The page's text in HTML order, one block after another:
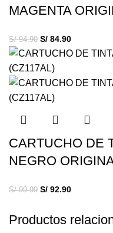
MAGENTA
S/94.90 S/ 84.90
CARTUCHO DE
NEGRO
S/99.99 S/ 92.90
Productos